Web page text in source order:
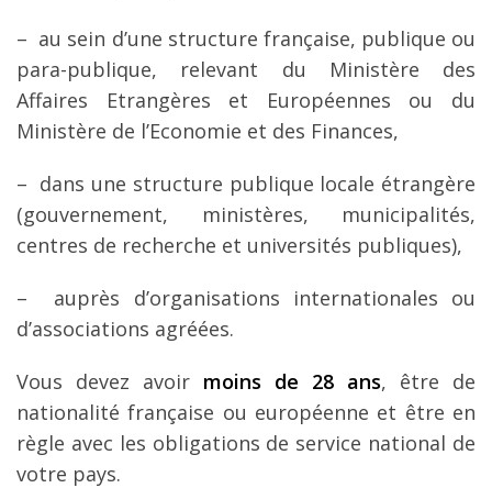
– au sein d’une structure française, publique ou
para-publique, relevant du Ministère des
Affaires Etrangères et Européennes ou du
Ministère de l’Economie et des Finances,
– dans une structure publique locale étrangère
(gouvernement, ministères, municipalités,
centres de recherche et universités publiques),
– auprès d’organisations internationales ou
d’associations agréées.
Vous devez avoir moins de 28 ans, être de
nationalité française ou européenne et être en
règle avec les obligations de service national de
votre pays.